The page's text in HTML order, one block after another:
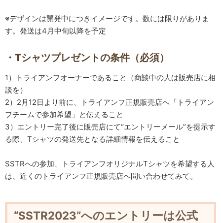
※デザインは開発中につきイメージです。数には限りがありま
す。発送は4月中旬以降を予定
・Tシャツプレゼントの条件（必須）
1）トライアンフオーナーであること（商談中の人は販売店に相
談を）
2）2月12日より前に、トライアンフ正規販売店へ「トライアン
フチームで参加希望」と伝えること
3）エントリー完了後に販売店にて“エントリーメール”を提示す
る際、Tシャツの発送先となる詳細情報を伝えること
SSTRへの参加、トライアンフオリジナルTシャツを希望する人
は、近くのトライアンフ正規販売店へ問い合わせてみて。
“SSTR2023”へのエントリーは公式